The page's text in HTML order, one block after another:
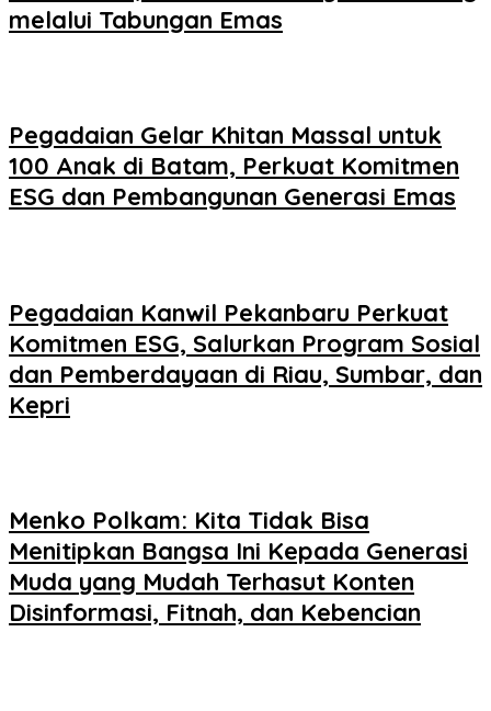
melalui Tabungan Emas
Pegadaian Gelar Khitan Massal untuk
100 Anak di Batam, Perkuat Komitmen
ESG dan Pembangunan Generasi Emas
Pegadaian Kanwil Pekanbaru Perkuat
Komitmen ESG, Salurkan Program Sosial
dan Pemberdayaan di Riau, Sumbar, dan
Kepri
Menko Polkam: Kita Tidak Bisa
Menitipkan Bangsa Ini Kepada Generasi
Muda yang Mudah Terhasut Konten
Disinformasi, Fitnah, dan Kebencian